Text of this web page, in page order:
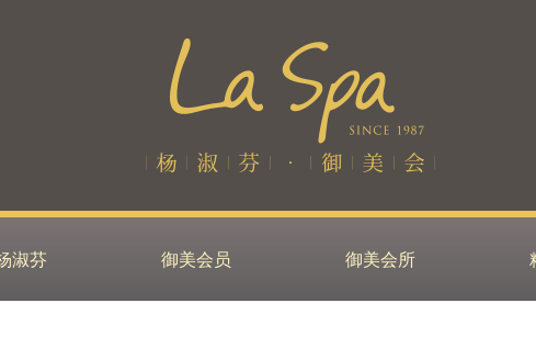
淑芬 御美会员 御美会所